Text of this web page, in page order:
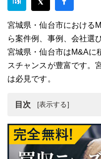
宮城県・仙台市における
ら案件例、事例、会社選
宮城県・仙台市はM&Aに
スチャンスが豊富です。
は必見です。
目次
宮城県の経済環境
宮城県・仙台市のM&A